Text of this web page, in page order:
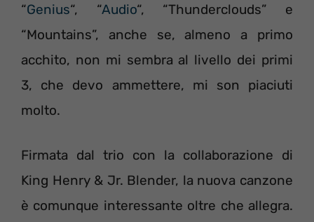
“Genius“, “Audio“, “Thunderclouds” e
“Mountains”, anche se, almeno a primo
acchito, non mi sembra al livello dei primi
3, che devo ammettere, mi son piaciuti
molto.
Firmata dal trio con la collaborazione di
King Henry & Jr. Blender, la nuova canzone
è comunque interessante oltre che allegra.